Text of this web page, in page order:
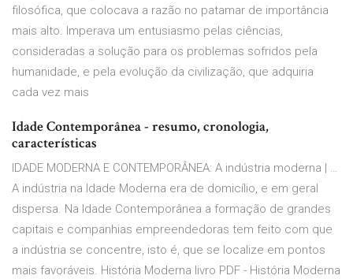
filosófica, que colocava a razão no patamar de importância
mais alto. Imperava um entusiasmo pelas ciências,
consideradas a solução para os problemas sofridos pela
humanidade, e pela evolução da civilização, que adquiria
cada vez mais
Idade Contemporânea - resumo, cronologia,
características
IDADE MODERNA E CONTEMPORÂNEA: A indústria moderna | …
A indústria na Idade Moderna era de domicílio, e em geral
dispersa. Na Idade Contemporânea a formação de grandes
capitais e companhias empreendedoras tem feito com que
a indústria se concentre, isto é, que se localize em pontos
mais favoráveis. História Moderna livro PDF - História Moderna